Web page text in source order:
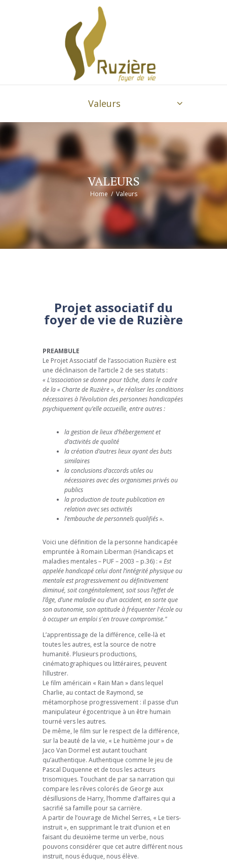
Valeurs
VALEURS
Home Valeurs
Projet associatif du
foyer de vie de Ruzière
PREAMBULE
Le Projet Associatif de l’association Ruzière est
une déclinaison de l’article 2 de ses statuts :
« L’association se donne pour tâche, dans le cadre
de la « Charte de Ruzière », de réaliser les conditions
nécessaires à l’évolution des personnes handicapées
psychiquement qu’elle accueille, entre autres :
la gestion de lieux d’hébergement et
d’activités de qualité
la création d’autres lieux ayant des buts
similaires
la conclusions d’accords utiles ou
nécessaires avec des organismes privés ou
publics
la production de toute publication en
relation avec ses activités
l’embauche de personnels qualifiés ».
Voici une définition de la personne handicapée
empruntée à Romain Liberman (Handicaps et
maladies mentales – PUF – 2003 – p.36) : « Est
appelée handicapé celui dont l’intégrité physique ou
mentale est progressivement ou définitivement
diminué, soit congénitalement, soit sous l’effet de
l’âge, d’une maladie ou d’un accident, en sorte que
son autonomie, son aptitude à fréquenter l'école ou
à occuper un emploi s'en trouve compromise."
L’apprentissage de la différence, celle-là et
toutes les autres, est la source de notre
humanité. Plusieurs productions,
cinématographiques ou littéraires, peuvent
l’illustrer.
Le film américain « Rain Man » dans lequel
Charlie, au contact de Raymond, se
métamorphose progressivement : il passe d’un
manipulateur égocentrique à un être humain
tourné vers les autres.
De même, le film sur le respect de la différence,
sur la beauté de la vie, « Le huitième jour » de
Jaco Van Dormel est autant touchant
qu’authentique. Authentique comme le jeu de
Pascal Duquenne et de tous les acteurs
trisomiques. Touchant de par sa narration qui
compare les rêves colorés de George aux
désillusions de Harry, l’homme d’affaires qui a
sacrifié sa famille pour sa carrière.
A partir de l’ouvrage de Michel Serres, « Le tiers-
instruit », en supprimant le trait d’union et en
faisant du deuxième terme un verbe, nous
pouvons considérer que cet autre différent nous
instruit, nous éduque, nous élève.